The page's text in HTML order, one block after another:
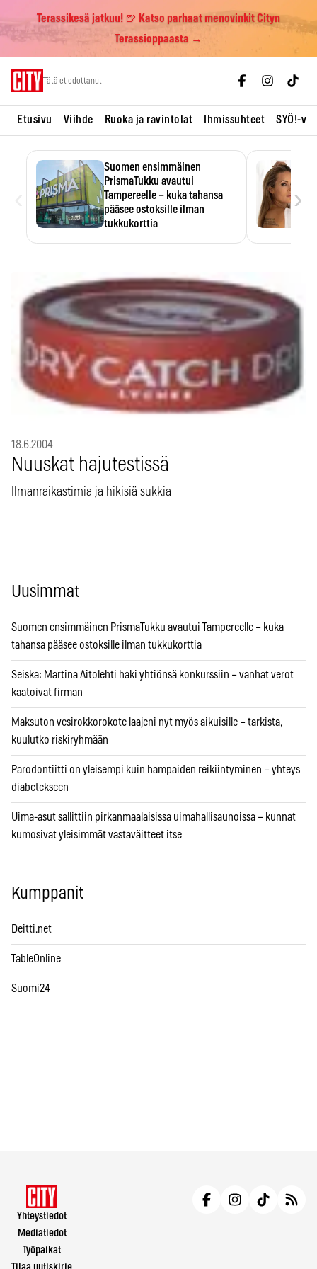
Terassikesä jatkuu! 🍺 Katso parhaat menovinkit Cityn
Terassioppaasta →
Tätä et odottanut
Etusivu Viihde Ruoka ja ravintolat Ihmissuhteet SYÖ!-
Suomen ensimmäinen
PrismaTukku avautui
Tampereelle – kuka tahansa
pääsee ostoksille ilman
tukkukorttia
›
18.6.2004
Nuuskat hajutestissä
Ilmanraikastimia ja hikisiä sukkia
Uusimmat
Suomen ensimmäinen PrismaTukku avautui Tampereelle – kuka
tahansa pääsee ostoksille ilman tukkukorttia
Seiska: Martina Aitolehti haki yhtiönsä konkurssiin – vanhat verot
kaatoivat firman
Maksuton vesirokkorokote laajeni nyt myös aikuisille – tarkista,
kuulutko riskiryhmään
Parodontiitti on yleisempi kuin hampaiden reikiintyminen – yhteys
diabetekseen
Uima-asut sallittiin pirkanmaalaisissa uimahallisaunoissa – kunnat
kumosivat yleisimmät vastaväitteet itse
Kumppanit
Deitti.net
TableOnline
Suomi24
Yhteystiedot
Mediatiedot
Työpaikat